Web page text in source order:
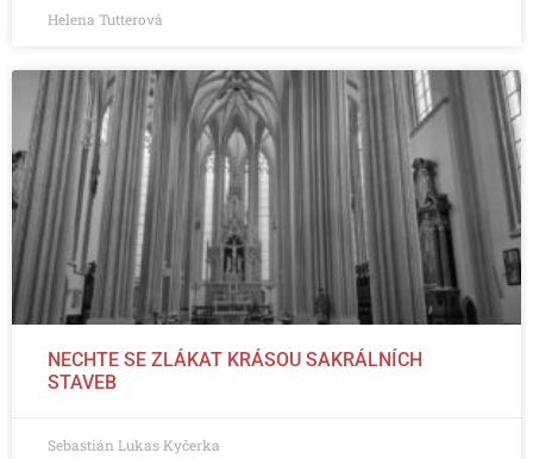
Helena Tutterová
NECHTE SE ZLÁKAT KRÁSOU SAKRÁLNÍCH
STAVEB
Sebastián Lukas Kyčerka